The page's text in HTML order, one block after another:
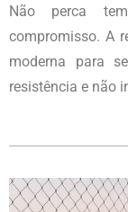
Não perca
compromisso. A
moderna para
resistência e não